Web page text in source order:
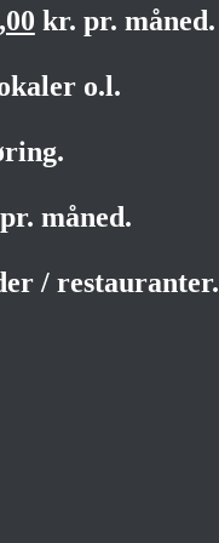
kr. pr. måned.
o.l.
måned.
/ restauranter.